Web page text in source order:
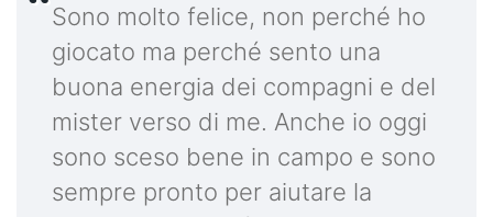
Sono molto felice, non perché ho
giocato ma perché sento una
buona energia dei compagni e del
mister verso di me. Anche io oggi
sono sceso bene in campo e sono
sempre pronto per aiutare la